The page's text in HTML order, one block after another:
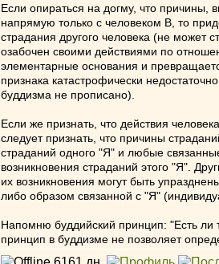
Если опираться на догму, что
напрямую только с человеком В, то
страдания другого человека (не может
озабочен своими действиями по
элементарные основания и
признака катастрофически
буддизма не прописано).
Если же признать, что действия
следует признать, что причины
страданий одного "Я" и любые
возникновения страданий этого "Я".
их возникновения могут быть
либо образом связанной с "Я"
Напомню буддийский принцип: "Есть ли
принцип в буддизме не позволяет